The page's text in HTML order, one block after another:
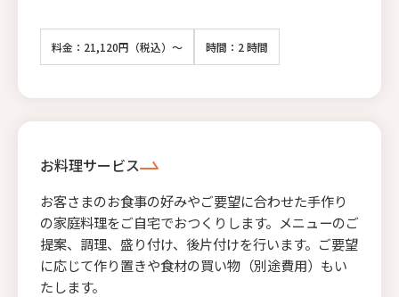
料金：21,120円（税込）～ 時間：2 時間
お料理サービス
お客さまのお食事の好みやご要望に合わせた手作り
の家庭料理をご自宅でおつくりします。メニューのご
提案、調理、盛り付け、後片付けを行います。ご要望
に応じて作り置きや食材の買い物（別途費用）もい
たします。